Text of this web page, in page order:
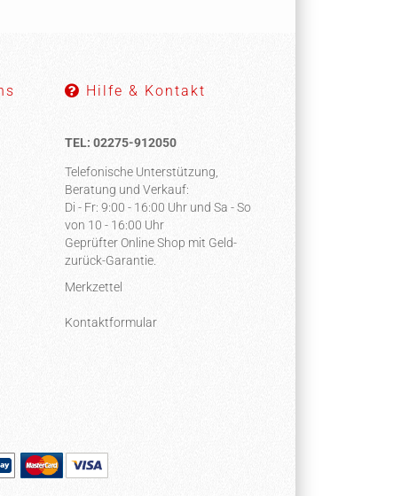
Hilfe & Kontakt
TEL: 02275-912050
Telefonische Unterstützung,
Beratung und Verkauf:
Di - Fr: 9:00 - 16:00 Uhr und Sa - So
von 10 - 16:00 Uhr
Geprüfter Online Shop mit Geld-
zurück-Garantie.
Merkzettel
Kontaktformular